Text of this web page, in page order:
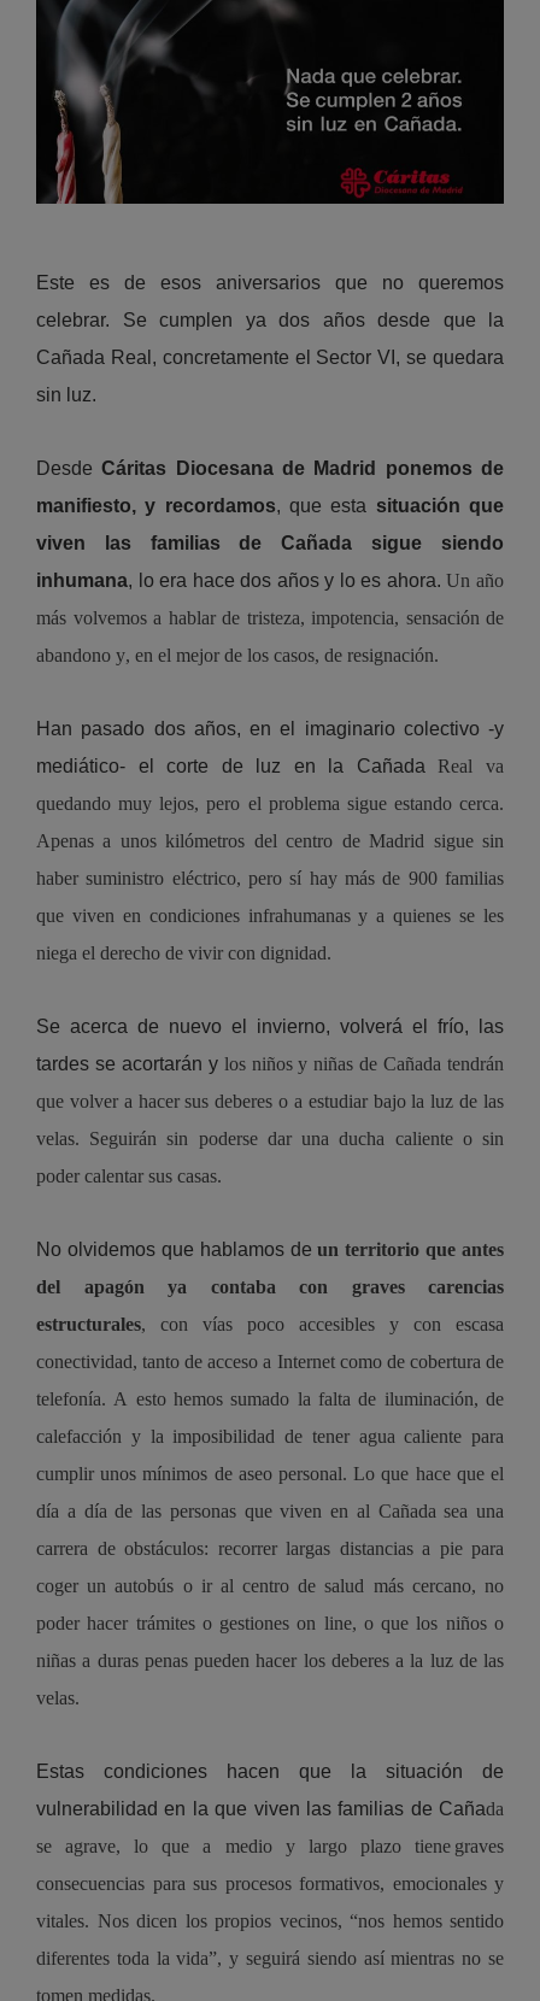
Este es de esos aniversarios que no queremos
celebrar. Se cumplen ya dos años desde que la
Cañada Real, concretamente el Sector VI, se quedara
sin luz.
Desde Cáritas Diocesana de Madrid ponemos de
manifiesto, y recordamos, que esta situación que
viven las familias de Cañada sigue siendo
inhumana, lo era hace dos años y lo es ahora. Un año
más volvemos a hablar de tristeza, impotencia, sensación de
abandono y, en el mejor de los casos, de resignación.
Han pasado dos años, en el imaginario colectivo -y
mediático- el corte de luz en la Cañada Real va
quedando muy lejos, pero el problema sigue estando cerca.
Apenas a unos kilómetros del centro de Madrid sigue sin
haber suministro eléctrico, pero sí hay más de 900 familias
que viven en condiciones infrahumanas y a quienes se les
niega el derecho de vivir con dignidad.
Se acerca de nuevo el invierno, volverá el frío, las
tardes se acortarán y los niños y niñas de Cañada tendrán
que volver a hacer sus deberes o a estudiar bajo la luz de las
velas. Seguirán sin poderse dar una ducha caliente o sin
poder calentar sus casas.
No olvidemos que hablamos de un territorio que antes
del apagón ya contaba con graves carencias
estructurales, con vías poco accesibles y con escasa
conectividad, tanto de acceso a Internet como de cobertura de
telefonía. A esto hemos sumado la falta de iluminación, de
calefacción y la imposibilidad de tener agua caliente para
cumplir unos mínimos de aseo personal. Lo que hace que el
día a día de las personas que viven en al Cañada sea una
carrera de obstáculos: recorrer largas distancias a pie para
coger un autobús o ir al centro de salud más cercano, no
poder hacer trámites o gestiones on line, o que los niños o
niñas a duras penas pueden hacer los deberes a la luz de las
velas.
Estas condiciones hacen que la situación de
vulnerabilidad en la que viven las familias de Cañad
se agrave, lo que a medio y largo plazo tiene graves
consecuencias para sus procesos formativos, emocionales y
vitales. Nos dicen los propios vecinos, “nos hemos sentido
diferentes toda la vida”, y seguirá siendo así mientras no se
tomen medidas.